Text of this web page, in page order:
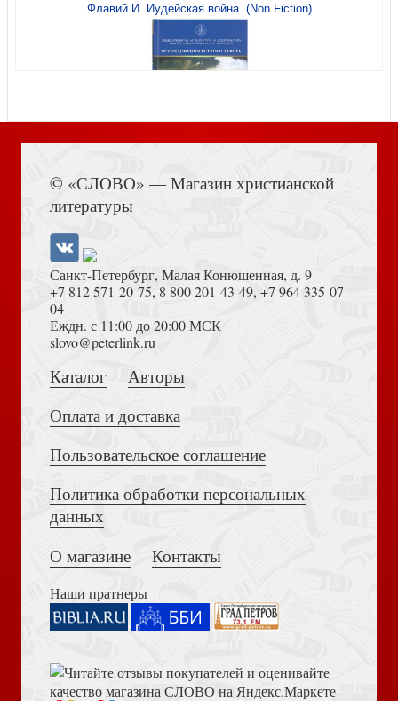
Наклейки А6 «Любовь побеждает страх» (Снежная
королева) (Ваката) 1038
Блокнот А6 «Настоящая любовь» глянец (Ваката) 764
Разноцветный год. Раскраска со стихами Светланы
Открытка «Радость Пасхи», картон 10*15 (Ваката)
Открытка «Розовая» 8 марта, 10*15 (Ваката) 56
Флавий И. Иудейская война. (Non Fiction)
Толкование на Апокалипсис (Тихоний Африканский)
Достоевский Ф.М. Сила и правда России (2024)
© «СЛОВО» — Магазин христианской
литературы
Санкт-Петербург, Малая Конюшенная, д. 9
+7 812 571-20-75, 8 800 201-43-49, +7 964 335-07-
04
Еждн. с 11:00 до 20:00 МСК
slovo@peterlink.ru
Каталог
Авторы
Оплата и доставка
Пользовательское соглашение
Политика обработки персональных
данных
О магазине
Контакты
Наши пратнеры